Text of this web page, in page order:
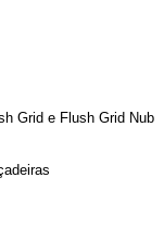
Grid e Flush Grid Nub